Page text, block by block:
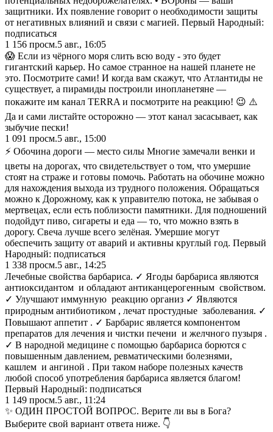
защитники. Их появление говорит о необходимости защиты
от негативных влияний и связи с магией. Первый Народный:
подписаться
1 156 просм.5 авг., 16:05
😱 Если из чёрного моря слить всю воду - это будет
гигантский карьер. Но самое странное на нашей планете не
это. Посмотрите сами! И когда вам скажут, что Атлантиды не
существует, а пирамиды построили инопланетяне —
покажите им канал TERRA и посмотрите на реакцию! 😉 ⚠️
Да и сами листайте осторожно — этот канал засасывает, как
зыбучие пески!
1 091 просм.5 авг., 15:00
⚡️ Обочина дороги — место силы Многие замечали венки и
цветы на дорогах, что свидетельствует о том, что умершие
стоят на страже и готовы помочь. Работать на обочине можно
для нахождения выхода из трудного положения. Обращаться
можно к Дорожному, как к управителю потока, не забывая о
мертвецах, если есть поблизости памятники. Для подношений
подойдут пиво, сигареты и еда — то, что можно взять в
дорогу. Свеча лучше всего зелёная. Умершие могут
обеспечить защиту от аварий и активны круглый год. Первый
Народный: подписаться
1 338 просм.5 авг., 14:25
Лечебные свойства барбариса. ✓ Ягоды барбариса являются
антиоксидантом и обладают антиканцерогенным свойством.
✓ Улучшают иммунную реакцию организ ✓ Являются
природным антибиотиком , лечат простудные заболевания. ✓
Повышают аппетит . ✓ Барбарис является компонентом
препаратов для лечения и чистки печени и желчного пузыря .
✓ В народной медицине с помощью барбариса борются с
повышенным давлением, ревматическими болезнями,
кашлем и ангиной . При таком наборе полезных качеств
любой способ употребления барбариса является благом!
Первый Народный: подписаться
1 149 просм.5 авг., 11:24
✨ ОДИН ПРОСТОЙ ВОПРОС. Верите ли вы в Бога?
Выберите свой вариант ответа ниже. 👇